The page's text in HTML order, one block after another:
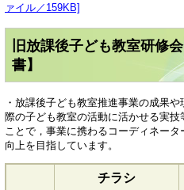
ァイル／159KB]
旧放課後子ども教室研修
書】
・放課後子ども教室推進事業の成果
際の子ども教室の活動に活かせる実技
ことで，事業に携わるコーディネー
向上を目指しています。
チラシ